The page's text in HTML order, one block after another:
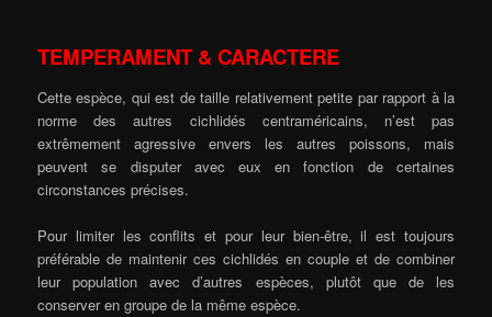
TEMPERAMENT & CARACTERE
Cette espèce, qui est de taille relativement petite par rapport à la
norme des autres cichlidés centraméricains, n’est pas
extrêmement agressive envers les autres poissons, mais
peuvent se disputer avec eux en fonction de certaines
circonstances précises.
Pour limiter les conflits et pour leur bien-être, il est toujours
préférable de maintenir ces cichlidés en couple et de combiner
leur population avec d’autres espèces, plutôt que de les
conserver en groupe de la même espèce.